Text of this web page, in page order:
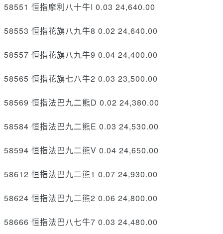
58551 恒指摩利八十牛I 0.03 24,640.00
58553 恒指花旗八九牛8 0.02 24,640.00
58557 恒指花旗八九牛9 0.04 24,400.00
58565 恒指花旗七八牛2 0.03 23,500.00
58569 恒指法巴九二熊D 0.02 24,380.00
58584 恒指法巴九二熊E 0.03 24,530.00
58594 恒指法巴九二熊V 0.04 24,650.00
58612 恒指法巴九二熊1 0.07 24,930.00
58624 恒指法巴九二熊2 0.06 24,800.00
58666 恒指法巴八七牛7 0.03 24,480.00